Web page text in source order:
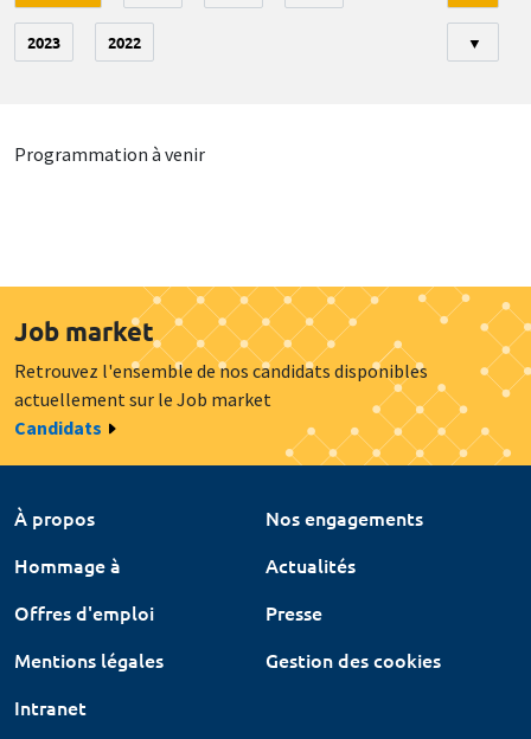
2023 2022 ▼
Programmation à venir
Job market
Retrouvez l'ensemble de nos candidats disponibles
actuellement sur le Job market
Candidats
À propos
Nos engagements
Hommage à
Actualités
Offres d'emploi
Presse
Mentions légales
Gestion des cookies
Intranet